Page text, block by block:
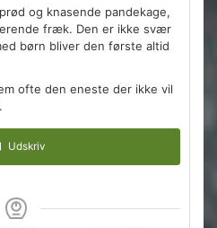
og knasende pandekage,
fræk. Den er ikke svær
børn bliver den første altid
ofte den eneste der ikke vil
Udskriv